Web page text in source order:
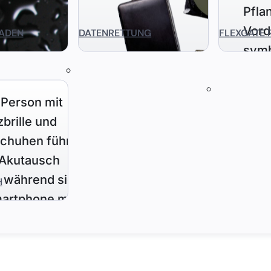
DATENRETTUNG FLEXGATE